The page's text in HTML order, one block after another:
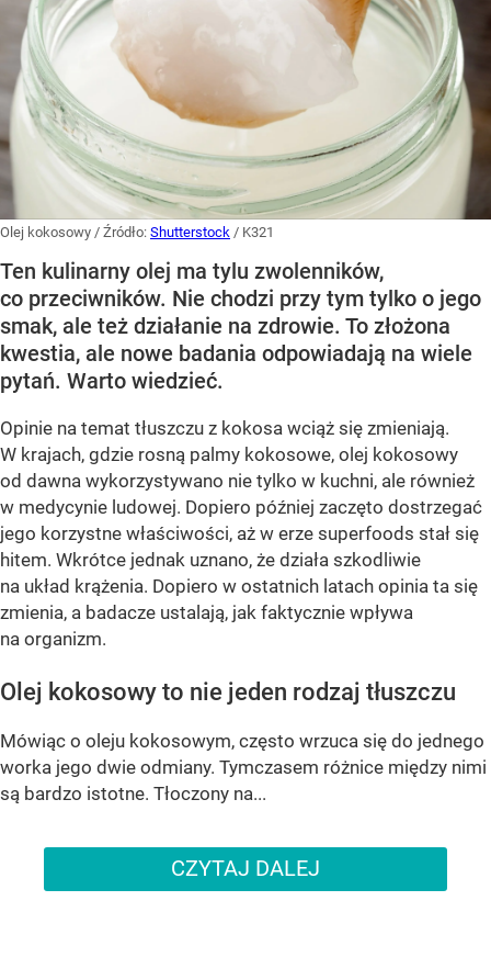
Olej kokosowy / Źródło: Shutterstock / K321
Ten kulinarny olej ma tylu zwolenników,
co przeciwników. Nie chodzi przy tym tylko o jego
smak, ale też działanie na zdrowie. To złożona
kwestia, ale nowe badania odpowiadają na wiele
pytań. Warto wiedzieć.
Opinie na temat tłuszczu z kokosa wciąż się zmieniają.
W krajach, gdzie rosną palmy kokosowe, olej kokosowy
od dawna wykorzystywano nie tylko w kuchni, ale również
w medycynie ludowej. Dopiero później zaczęto dostrzegać
jego korzystne właściwości, aż w erze superfoods stał się
hitem. Wkrótce jednak uznano, że działa szkodliwie
na układ krążenia. Dopiero w ostatnich latach opinia ta się
zmienia, a badacze ustalają, jak faktycznie wpływa
na organizm.
Olej kokosowy to nie jeden rodzaj tłuszczu
Mówiąc o oleju kokosowym, często wrzuca się do jednego
worka jego dwie odmiany. Tymczasem różnice między nimi
są bardzo istotne. Tłoczony na...
CZYTAJ DALEJ